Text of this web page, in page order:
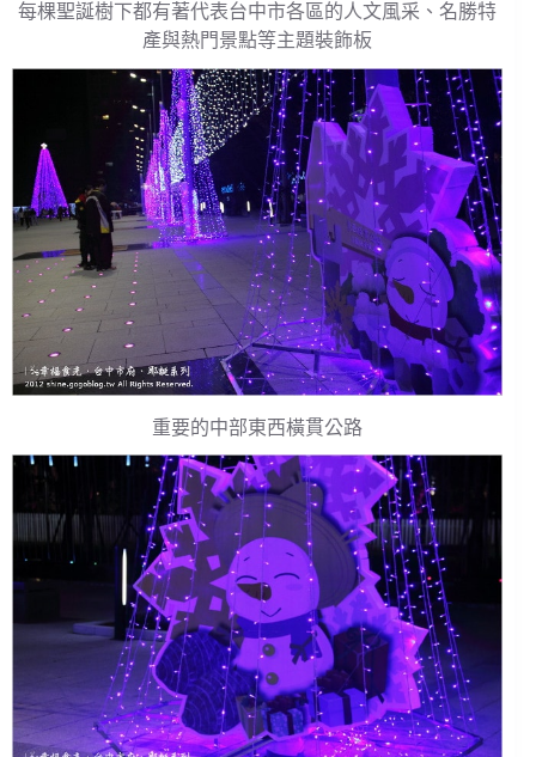
每棵聖誕樹下都有著代表台中市各區的人文風采、名勝特
產與熱門景點等主題裝飾板
重要的中部東西橫貫公路